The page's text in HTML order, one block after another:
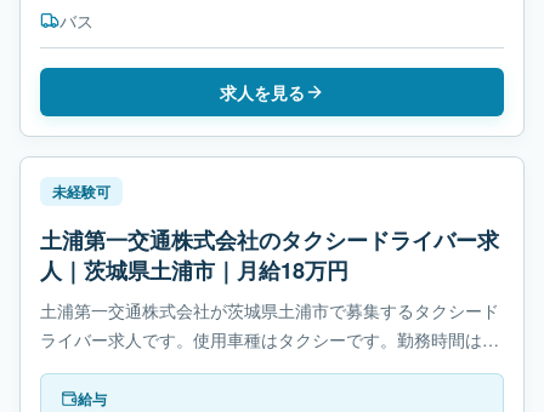
バス
求人を見る
未経験可
土浦第一交通株式会社のタクシードライバー求
人｜茨城県土浦市｜月給18万円
土浦第一交通株式会社が茨城県土浦市で募集するタクシード
ライバー求人です。使用車種はタクシーです。勤務時間は-
休憩時間: 180分です。
給与